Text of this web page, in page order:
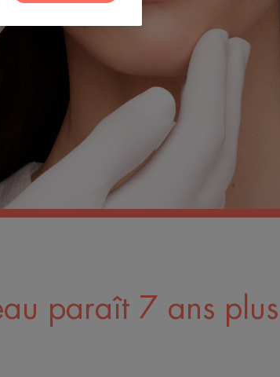
paraît 7 ans plus